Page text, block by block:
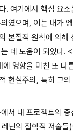
. 여기에서 핵심 요
였으며, 이는 내가
본질적 원칙에 의해
데 도움이 되었다. <
에 영향을 미친 또 다
현실주의 , 특히 그의
에서 내 프로젝트의 중
닌의 철학적 저술들)